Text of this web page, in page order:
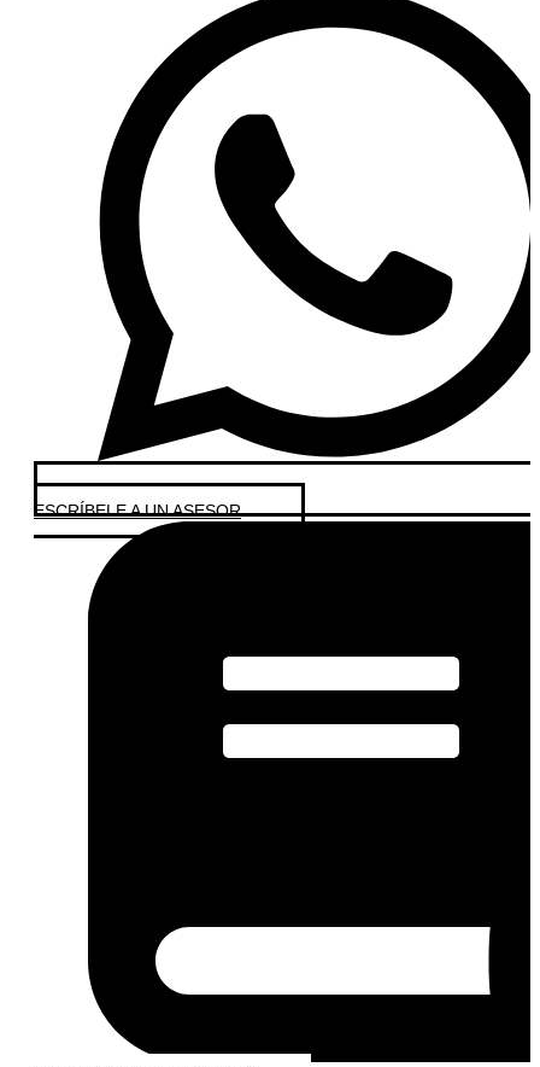
ESCRÍBELE A UN ASESOR